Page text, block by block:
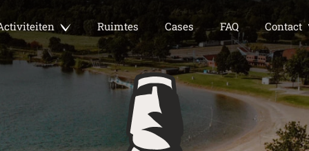
Ruimtes Cases FAQ Contact